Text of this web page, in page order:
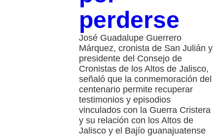
perderse
José Guadalupe Guerrero
Márquez, cronista de San Julián y
presidente del Consejo de
Cronistas de los Altos de Jalisco,
señaló que la conmemoración del
centenario permite recuperar
testimonios y episodios
vinculados con la Guerra Cristera
y su relación con los Altos de
Jalisco y el Bajío guanajuatense